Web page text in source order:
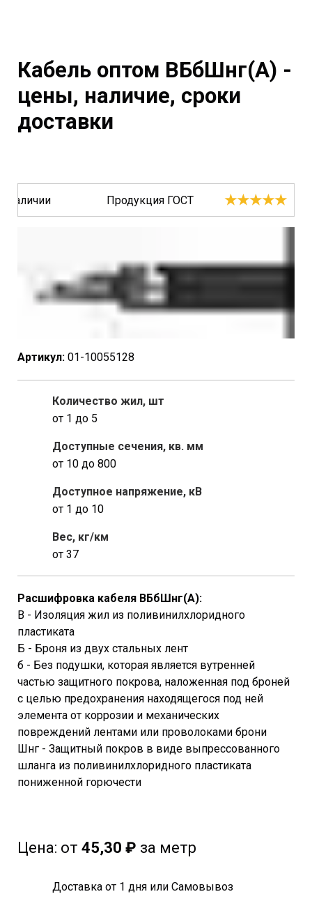
Кабель оптом ВБбШнг(A) -
цены, наличие, сроки
доставки
наличии Продукция ГОСТ ★★★★★
Артикул: 01-10055128
Количество жил, шт
от 1 до 5
Доступные сечения, кв. мм
от 10 до 800
Доступное напряжение, кВ
от 1 до 10
Вес, кг/км
от 37
Расшифровка кабеля ВБбШнг(A):
В - Изоляция жил из поливинилхлоридного
пластиката
Б - Броня из двух стальных лент
б - Без подушки, которая является вутренней
частью защитного покрова, наложенная под броней
с целью предохранения находящегося под ней
элемента от коррозии и механических
повреждений лентами или проволоками брони
Шнг - Защитный покров в виде выпрессованного
шланга из поливинилхлоридного пластиката
пониженной горючести
Цена: от 45,30 ₽ за метр
Доставка от 1 дня или Самовывоз